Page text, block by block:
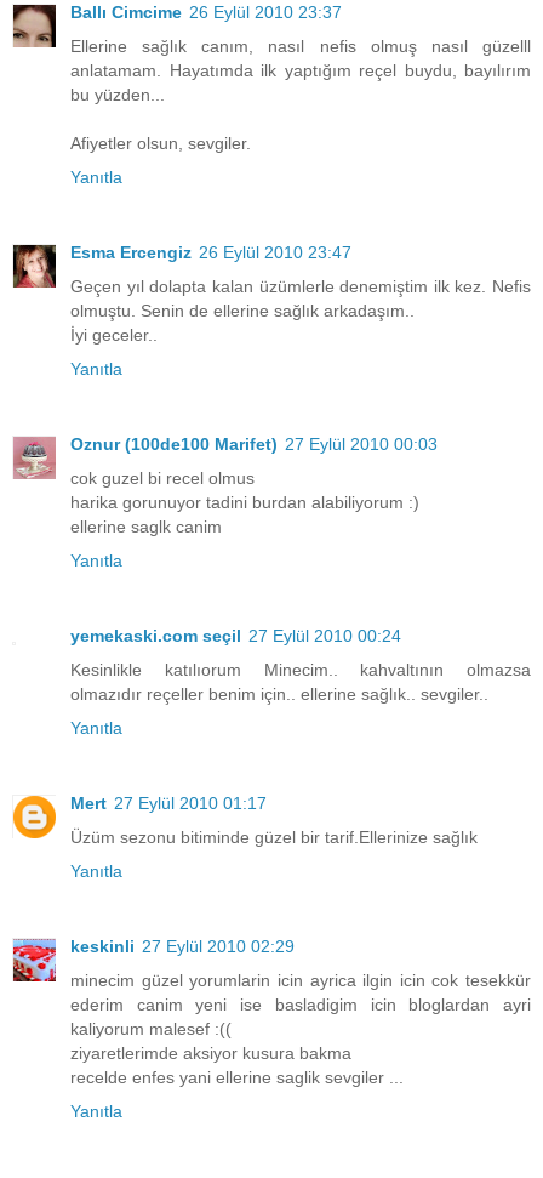
Ballı Cimcime 26 Eylül 2010 23:37
Ellerine sağlık canım, nasıl nefis olmuş nasıl güzelll
anlatamam. Hayatımda ilk yaptığım reçel buydu, bayılırım
bu yüzden...
Afiyetler olsun, sevgiler.
Yanıtla
Esma Ercengiz 26 Eylül 2010 23:47
Geçen yıl dolapta kalan üzümlerle denemiştim ilk kez. Nefis
olmuştu. Senin de ellerine sağlık arkadaşım..
İyi geceler..
Yanıtla
Oznur (100de100 Marifet) 27 Eylül 2010 00:03
cok guzel bi recel olmus
harika gorunuyor tadini burdan alabiliyorum :)
ellerine saglk canim
Yanıtla
yemekaski.com seçil 27 Eylül 2010 00:24
Kesinlikle katılıorum Minecim.. kahvaltının olmazsa
olmazıdır reçeller benim için.. ellerine sağlık.. sevgiler..
Yanıtla
Mert 27 Eylül 2010 01:17
Üzüm sezonu bitiminde güzel bir tarif.Ellerinize sağlık
Yanıtla
keskinli 27 Eylül 2010 02:29
minecim güzel yorumlarin icin ayrica ilgin icin cok tesekkür
ederim canim yeni ise basladigim icin bloglardan ayri
kaliyorum malesef :((
ziyaretlerimde aksiyor kusura bakma
recelde enfes yani ellerine saglik sevgiler ...
Yanıtla